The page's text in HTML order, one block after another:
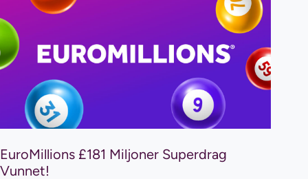
EuroMillions £181 Miljoner Superdrag
Vunnet!